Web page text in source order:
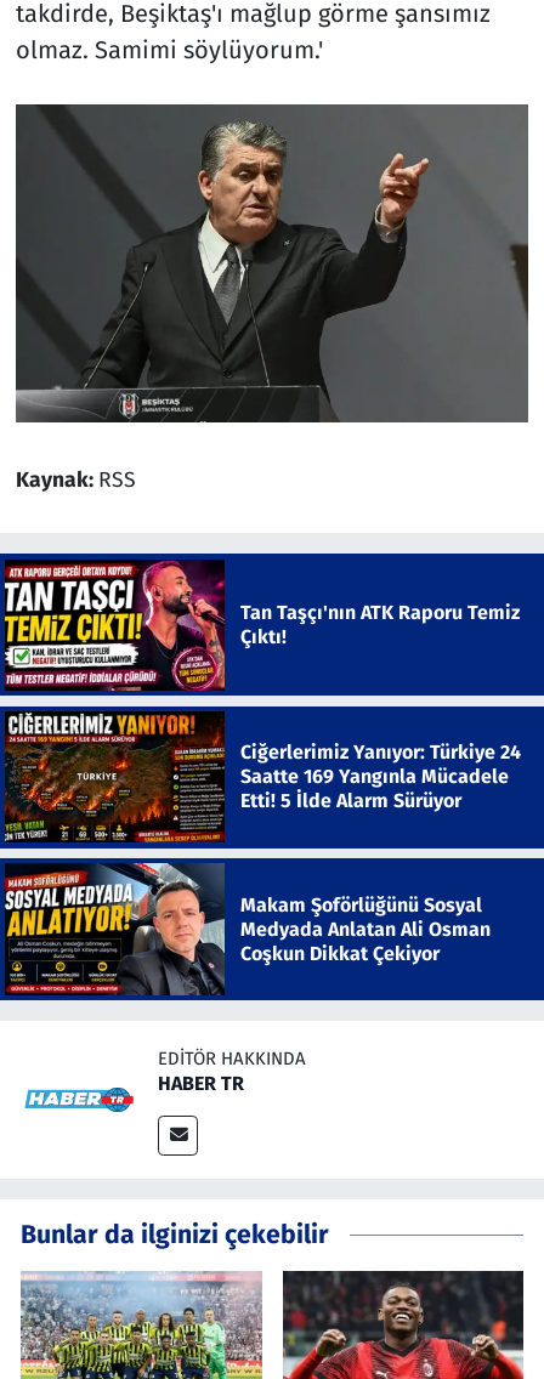
takdirde, Beşiktaş'ı mağlup görme şansımız
olmaz. Samimi söylüyorum.'
Kaynak: RSS
Tan Taşçı'nın ATK Raporu Temiz
Çıktı!
Ciğerlerimiz Yanıyor: Türkiye 24
Saatte 169 Yangınla Mücadele
Etti! 5 İlde Alarm Sürüyor
Makam Şoförlüğünü Sosyal
Medyada Anlatan Ali Osman
Coşkun Dikkat Çekiyor
EDITÖR HAKKINDA
HABER TR
Bunlar da ilginizi çekebilir